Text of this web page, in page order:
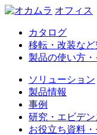
オフィス
カタログ
移転・改装な
製品の使い方
ソリューション
製品情報
事例
研究・エビデン
お役立ち資料